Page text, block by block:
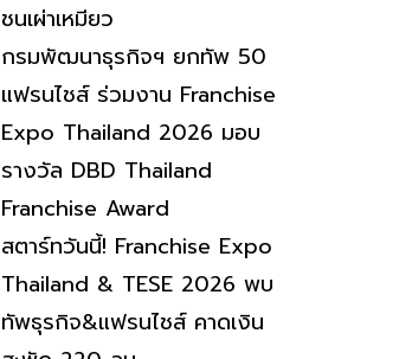
ชนเผ่าเหมียว
กรมพัฒนาธุรกิจฯ ยกทัพ 50
แฟรนไชส์ ร่วมงาน Franchise
Expo Thailand 2026 มอบ
รางวัล DBD Thailand
Franchise Award
สตาร์ทวันนี้! Franchise Expo
Thailand & TESE 2026 พบ
ทัพธุรกิจ&แฟรนไชส์ คาดเงิน